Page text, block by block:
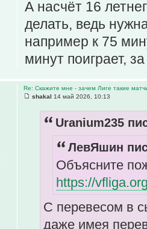
А насчёт 16
делать, ведь
например к 75
минут поиграет,
Re: Скажите мне - зачем Лиге такие
shakal 14 май 2026, 10:13
Uranium235
ЛевЯшин
Объясните
https://
С перевесом в
даже имея